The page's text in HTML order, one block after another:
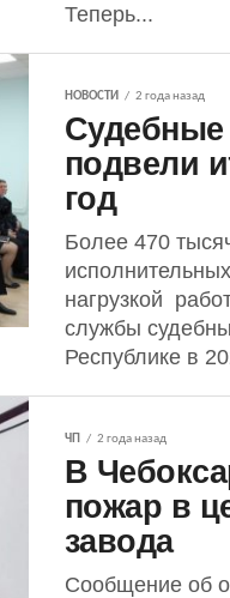
Теперь...
НОВОСТИ 2 года назад
подвели
год
Более 470
нагрузкой
службы
Республике в
ЧП 2 года назад
В
пожар в
завода
Сообщение об